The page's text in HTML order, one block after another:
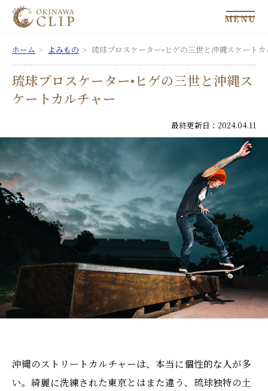
MENU
ホーム よみもの 琉球プロスケーター•ヒゲの三世と沖縄スケート
琉球プロスケーター•ヒゲの三世と沖縄ス
ケートカルチャー
最終更新日：2024.04.11
沖縄のストリートカルチャーは、本当に個性的な人が多
い。綺麗に洗練された東京とはまた違う、琉球独特の土